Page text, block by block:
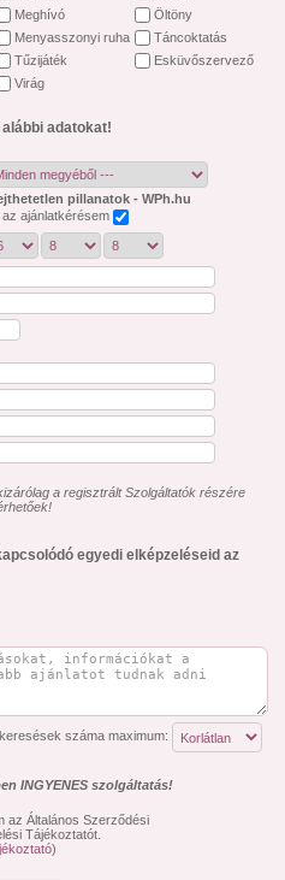
Meghívó
Öltöny
Menyasszonyi ruha
Táncoktatás
Tűzijáték
Esküvőszervező
Virág
adatokat!
pillanatok - WPh.hu
ajánlatkérésem
a regisztrált Szolgáltatók részére
egyedi elképzeléseid az
száma maximum:
INGYENES szolgáltatás!
az Általános Szerződési
Tájékoztatót.
)